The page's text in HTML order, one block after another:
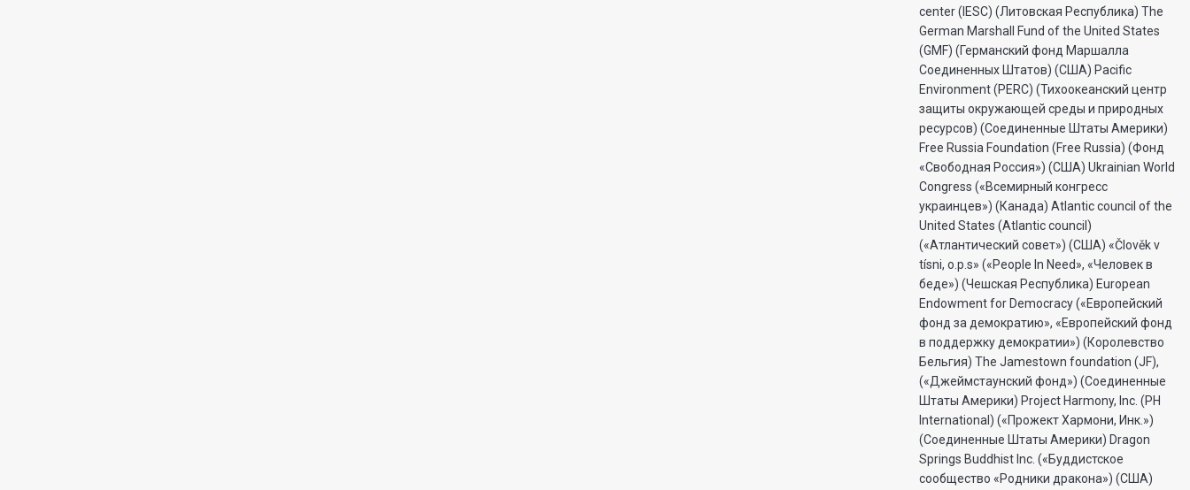
center (IESC) (Литовская Республика) The
German Marshall Fund of the United States
(GMF) (Германский фонд Маршалла
Соединенных Штатов) (США) Pacific
Environment (PERC) (Тихоокеанский центр
защиты окружающей среды и природных
ресурсов) (Соединенные Штаты Америки)
Free Russia Foundation (Free Russia) (Фонд
«Свободная Россия») (США) Ukrainian World
Congress («Всемирный конгресс
украинцев») (Канада) Atlantic council of the
United States (Atlantic council)
(«Атлантический совет») (США) «Člověk v
tísni, o.p.s» («People In Need», «Человек в
беде») (Чешская Республика) European
Endowment for Democracy («Европейский
фонд за демократию», «Европейский фонд
в поддержку демократии») (Королевство
Бельгия) The Jamestown foundation (JF),
(«Джеймстаунский фонд») (Соединенные
Штаты Америки) Project Harmony, Inc. (PH
International) («Прожект Хармони, Инк.»)
(Соединенные Штаты Америки) Dragon
Springs Buddhist Inc. («Буддистское
сообщество «Родники дракона») (США)